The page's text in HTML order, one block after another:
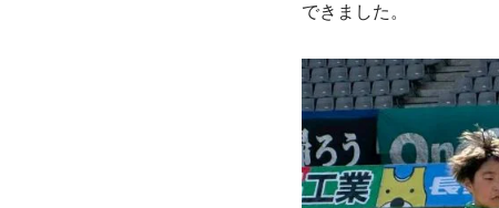
できました。